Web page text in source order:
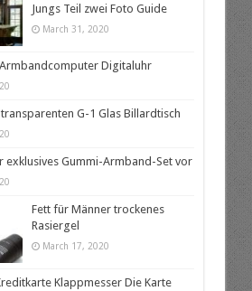
Jungs Teil zwei Foto Guide
March 31, 2020
Digitaluhr
G-1 Glas Billardtisch
exklusives Gummi-Armband-Set vor
Fett für Männer trockenes
Rasiergel
March 17, 2020
Klappmesser Die Karte